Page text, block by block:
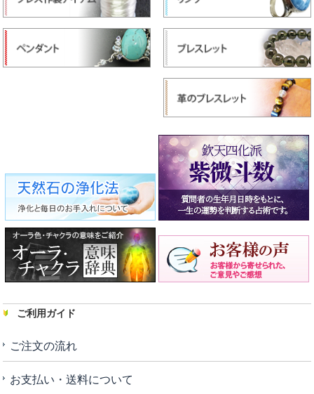
ご利用ガイド
ご注文の流れ
お支払い・送料について